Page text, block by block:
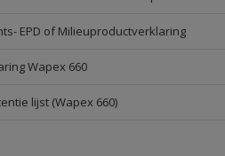
EPD of Milieuproductverklaring
Wapex 660
lijst (Wapex 660)